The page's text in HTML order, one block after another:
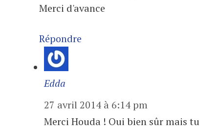
Merci d'avance
Répondre
Edda
27 avril 2014 à 6:14 pm
Merci Houda ! Oui bien sûr mais tu